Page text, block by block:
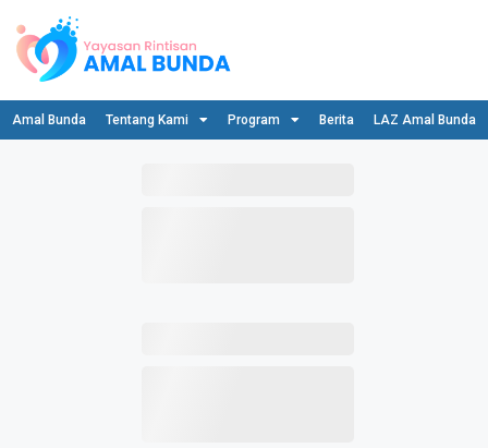
Amal Bunda Tentang Kami Program Berita LAZ Amal Bunda